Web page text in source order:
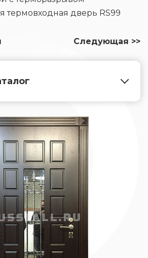
термовходная дверь RS99
Следующая >>